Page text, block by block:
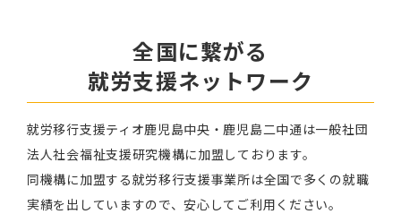
全国に繋がる
就労⽀援ネットワーク
就労移⾏⽀援ティオ⿅児島中央・鹿児島二中通は⼀般社団
法⼈社会福祉⽀援研究機構に加盟しております。
同機構に加盟する就労移⾏⽀援事業所は全国で多くの就職
実績を出していますので、安⼼してご利⽤ください。